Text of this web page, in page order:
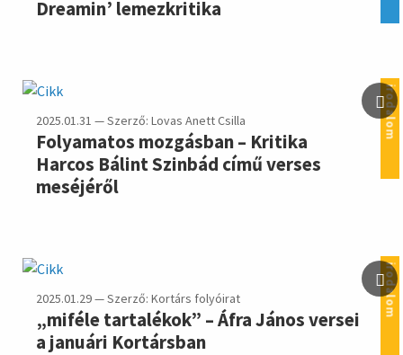
Dreamin’ lemezkritika
irodalom
2025.01.31 — Szerző: Lovas Anett Csilla
Folyamatos mozgásban – Kritika
Harcos Bálint Szinbád című verses
meséjéről
irodalom
2025.01.29 — Szerző: Kortárs folyóirat
„miféle tartalékok” – Áfra János versei
a januári Kortársban